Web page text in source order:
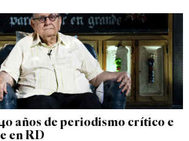
años de periodismo crítico e
en RD